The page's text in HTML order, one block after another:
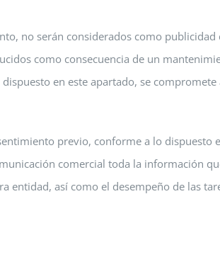
no serán considerados como publicidad
como consecuencia de un
en este apartado, se
previo, conforme a lo dispuesto
comercial toda la información
entidad, así como el desempeño de las